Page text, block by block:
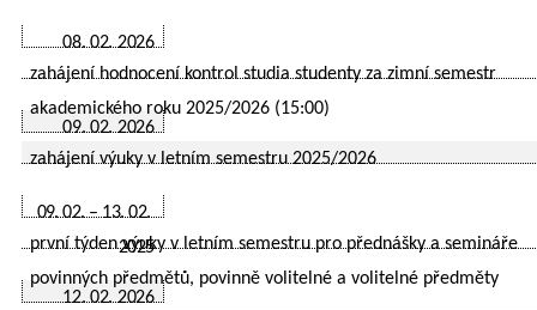
08. 02. 2026
zahájení hodnocení kontrol studia studenty za zimní semestr
akademického roku 2025/2026 (15:00)
09. 02. 2026
zahájení výuky v letním semestru 2025/2026
09. 02. – 13. 02.
2025
první týden výuky v letním semestru pro přednášky a semináře
povinných předmětů, povinně volitelné a volitelné předměty
12. 02. 2026